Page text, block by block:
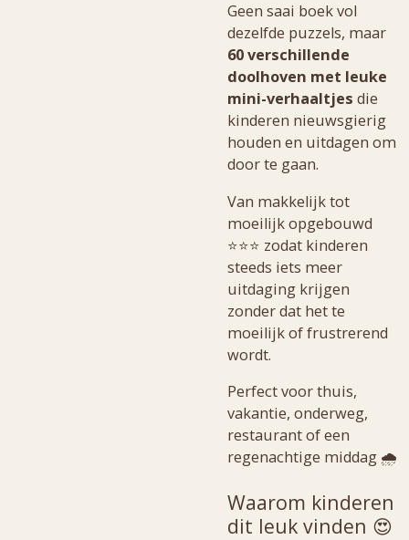
Geen saai boek vol
dezelfde puzzels, maar
60 verschillende
doolhoven met leuke
mini-verhaaltjes die
kinderen nieuwsgierig
houden en uitdagen om
door te gaan.
Van makkelijk tot
moeilijk opgebouwd
⭐⭐⭐ zodat kinderen
steeds iets meer
uitdaging krijgen
zonder dat het te
moeilijk of frustrerend
wordt.
Perfect voor thuis,
vakantie, onderweg,
restaurant of een
regenachtige middag 🌧️
Waarom kinderen
dit leuk vinden 😍